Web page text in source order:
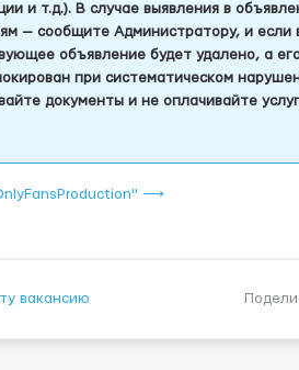
и т.д.). В случае выявления в
— сообщите Администратору, и
объявление будет удалено, а
при систематическом
документы и не оплачивайте
⟶
вакансию